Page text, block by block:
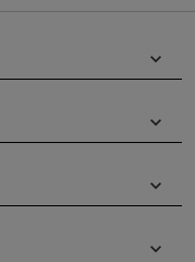
keyboard_arrow_down
keyboard_arrow_down
keyboard_arrow_down
keyboard_arrow_down